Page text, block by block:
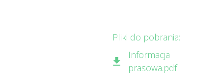
Pliki do pobrania:
Informacja
prasowa.pdf